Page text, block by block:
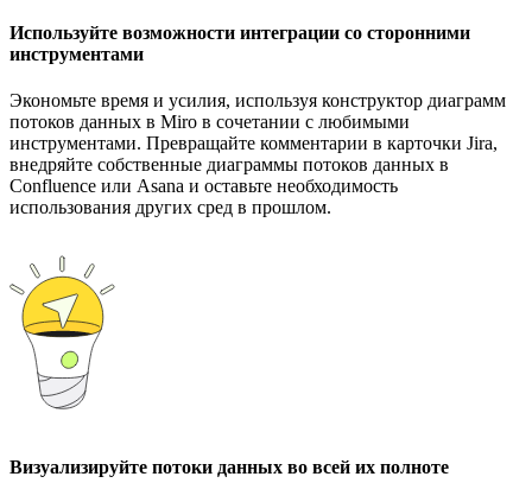
Используйте возможности интеграции со сторонними
инструментами
Экономьте время и усилия, используя конструктор диаграмм
потоков данных в Miro в сочетании с любимыми
инструментами. Превращайте комментарии в карточки Jira,
внедряйте собственные диаграммы потоков данных в
Confluence или Asana и оставьте необходимость
использования других сред в прошлом.
Визуализируйте потоки данных во всей их полноте